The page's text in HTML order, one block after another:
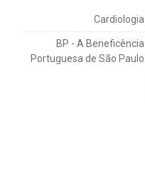
Cardiologia
BP - A Beneficência
Portuguesa de São Paulo